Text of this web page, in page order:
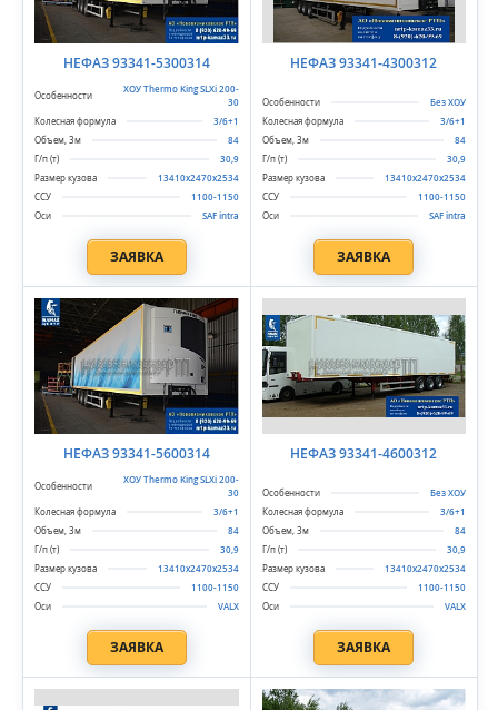
КОНТАКТНАЯ ИНФОРМАЦИЯ
НЕФАЗ 93341-5300314
ХОУ Thermo King SLXi 200-
30
3/6+1
84
30,9
13410х2470х2534
1100-1150
SAF intra
ЗАЯВКА
НЕФАЗ 93341-4300312
Без ХОУ
3/6+1
84
30,9
13410х2470х2534
1100-1150
SAF intra
ЗАЯВКА
НЕФАЗ 93341-5600314
ХОУ Thermo King SLXi 200-
30
3/6+1
84
30,9
13410х2470х2534
1100-1150
VALX
ЗАЯВКА
НЕФАЗ 93341-4600312
Без ХОУ
3/6+1
84
30,9
13410х2470х2534
1100-1150
VALX
ЗАЯВКА